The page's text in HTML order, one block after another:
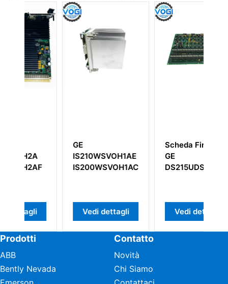
dettagli
Scheda Firmware
GE
DS215UDSAG1AZZ01A
Vedi dettagli
GE
IS200STTCH2A
Vedi dettagli
Prodotti
ABB
Bently Nevada
Contatto
Novità
Chi Siamo